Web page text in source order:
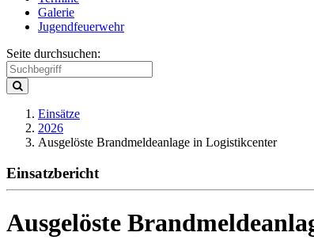
Galerie
Jugendfeuerwehr
Seite durchsuchen:
Einsätze
2026
Ausgelöste Brandmeldeanlage in Logistikcenter
Einsatzbericht
Ausgelöste